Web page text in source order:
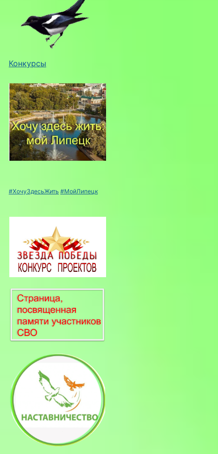
Конкурсы
#ХочуЗдесьЖить #МойЛипецк